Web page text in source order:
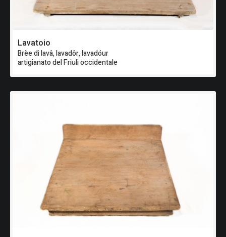
Lavatoio
Brèe di lavâ, lavadôr, lavadóur
artigianato del Friuli occidentale